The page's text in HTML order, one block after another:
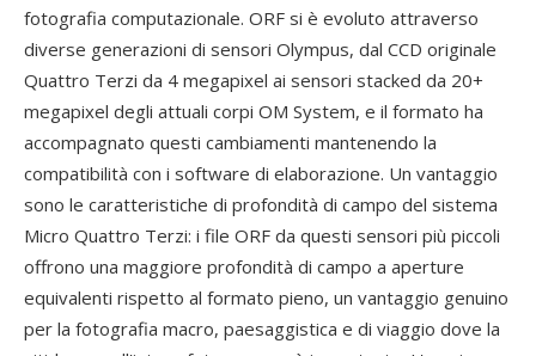
fotografia computazionale. ORF si è evoluto attraverso
diverse generazioni di sensori Olympus, dal CCD originale
Quattro Terzi da 4 megapixel ai sensori stacked da 20+
megapixel degli attuali corpi OM System, e il formato ha
accompagnato questi cambiamenti mantenendo la
compatibilità con i software di elaborazione. Un vantaggio
sono le caratteristiche di profondità di campo del sistema
Micro Quattro Terzi: i file ORF da questi sensori più piccoli
offrono una maggiore profondità di campo a aperture
equivalenti rispetto al formato pieno, un vantaggio genuino
per la fotografia macro, paesaggistica e di viaggio dove la